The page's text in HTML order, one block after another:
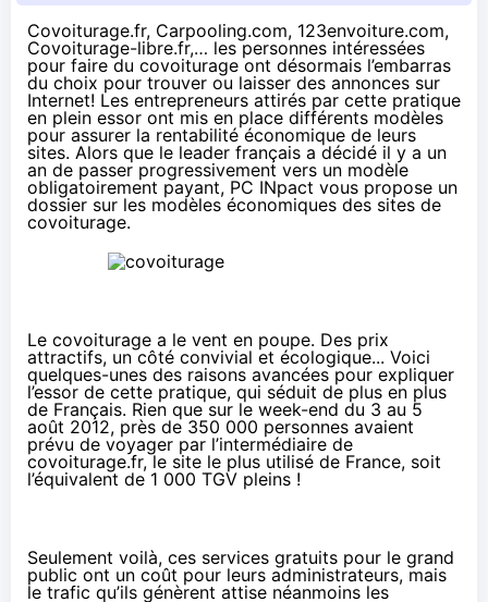
Covoiturage.fr, Carpooling.com, 123envoiture.com,
Covoiturage-libre.fr,… les personnes intéressées
pour faire du covoiturage ont désormais l’embarras
du choix pour trouver ou laisser des annonces sur
Internet! Les entrepreneurs attirés par cette pratique
en plein essor ont mis en place différents modèles
pour assurer la rentabilité économique de leurs
sites. Alors que le leader français a décidé il y a un
an de passer progressivement vers un modèle
obligatoirement payant, PC INpact vous propose un
dossier sur les modèles économiques des sites de
covoiturage.
Le covoiturage a le vent en poupe. Des prix
attractifs, un côté convivial et écologique... Voici
quelques-unes des raisons avancées pour expliquer
l’essor de cette pratique, qui séduit de plus en plus
de Français. Rien que sur le week-end du 3 au 5
août 2012, près de 350 000 personnes avaient
prévu de voyager par l’intermédiaire de
covoiturage.fr, le site le plus utilisé de France, soit
l’équivalent de 1 000 TGV pleins !
Seulement voilà, ces services gratuits pour le grand
public ont un coût pour leurs administrateurs, mais
le trafic qu’ils génèrent attise néanmoins les